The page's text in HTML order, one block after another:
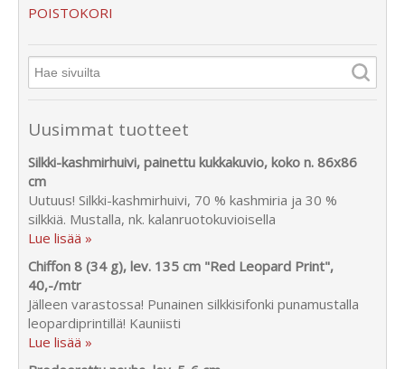
POISTOKORI
Uusimmat tuotteet
Silkki-kashmirhuivi, painettu kukkakuvio, koko n. 86x86
cm
Uutuus! Silkki-kashmirhuivi, 70 % kashmiria ja 30 %
silkkiä. Mustalla, nk. kalanruotokuvioisella
Lue lisää »
Chiffon 8 (34 g), lev. 135 cm "Red Leopard Print",
40,-/mtr
Jälleen varastossa! Punainen silkkisifonki punamustalla
leopardiprintillä! Kauniisti
Lue lisää »